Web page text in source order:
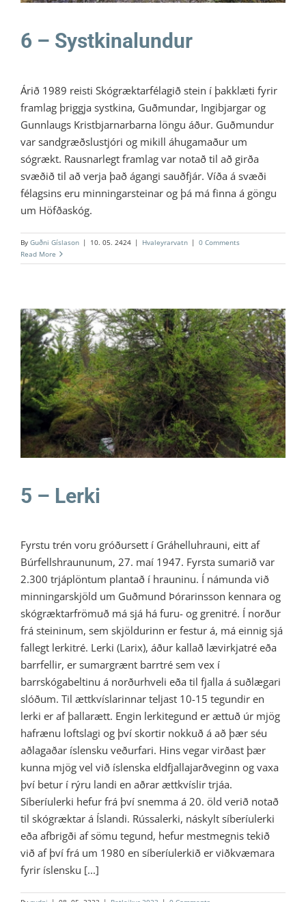
6 – Systkinalundur
Árið 1989 reisti Skógræktarfélagið stein í þakklæti fyrir
framlag þriggja systkina, Guðmundar, Ingi­bjargar og
Gunnlaugs Kristbjarnarbarna löngu áður. Guðmundur
var sandgræðslustjóri og mikill áhugamaður um
sógrækt. Rausnarlegt framlag var notað til að girða
svæðið til að verja það ágangi sauðfjár. Víða á svæði
félagsins eru minningarsteinar og þá má finna á göngu
um Höfðaskóg.
By Guðni Gíslason | 10. 05. 2424 | Hvaleyrarvatn | 0 Comments
Read More
5 – Lerki
Ratleikur 2023
5 – Lerki
Fyrstu trén voru gróðursett í Gráhelluhrauni, eitt af
Búrfellshraununum, 27. maí 1947. Fyrsta sumarið var
2.300 trjáplöntum plantað í hrauninu. Í námunda við
minningarskjöld um Guðmund Þórarinsson kennara og
skógræktarfrömuð má sjá há furu- og grenitré. Í norður
frá steininum, sem skjöldurinn er festur á, má einnig sjá
fallegt lerkitré. Lerki (Larix), áður kallað lævirkjatré eða
barrfellir, er sumargrænt barrtré sem vex í
barrskógabeltinu á norðurhveli eða til fjalla á suðlægari
slóðum. Til ættkvíslarinnar teljast 10-15 tegundir en
lerki er af þallarætt. Engin lerkitegund er ættuð úr mjög
hafrænu loftslagi og því skortir nokkuð á að þær séu
aðlagaðar íslensku veðurfari. Hins vegar virðast þær
kunna mjög vel við íslenska eldfjallajarðveginn og vaxa
því betur í rýru landi en aðrar ættkvíslir trjáa.
Síberíulerki hefur frá því snemma á 20. öld verið notað
til skógræktar á Íslandi. Rússalerki, náskylt síberíulerki
eða afbrigði af sömu tegund, hefur mestmegnis tekið
við af því frá um 1980 en síberíulerkið er viðkvæmara
fyrir íslensku [...]